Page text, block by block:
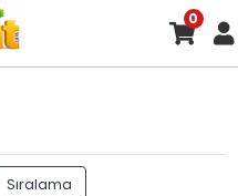
0
Sıralama